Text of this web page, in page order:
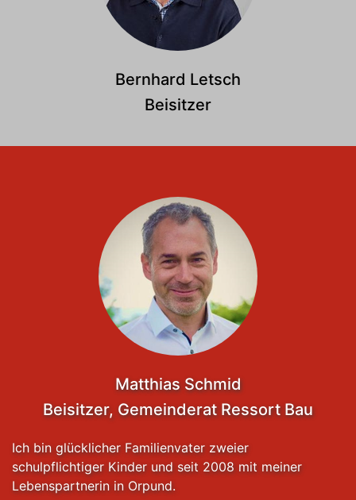
Bernhard Letsch
Beisitzer
Matthias Schmid
Beisitzer, Gemeinderat Ressort Bau
Ich bin glücklicher Familienvater zweier
schulpflichtiger Kinder und seit 2008 mit meiner
Lebenspartnerin in Orpund.